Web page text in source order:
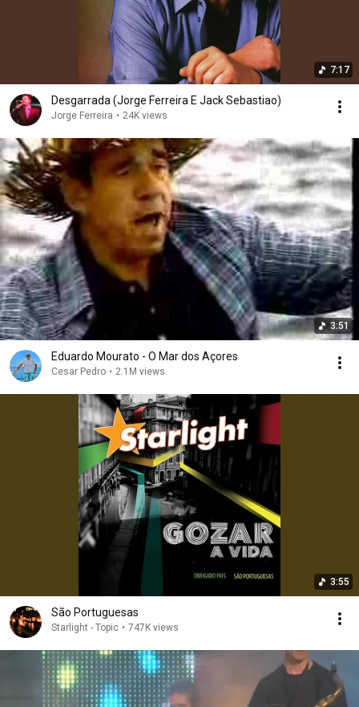
7:17
Desgarrada (Jorge Ferreira E Jack Sebastiao)
Jorge Ferreira • 24K views
3:51
Eduardo Mourato - O Mar dos Açores
Cesar Pedro • 2.1M views
3:55
São Portuguesas
Starlight - Topic • 747K views